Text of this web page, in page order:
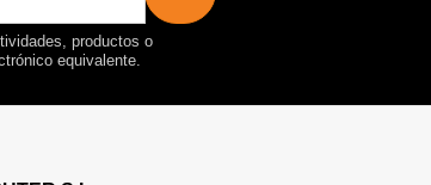
productos o
equivalente.